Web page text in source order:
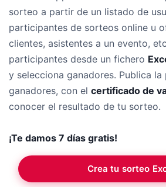
sorteo a partir de un listado de
participantes de sorteos online u
clientes, asistentes a un evento,
participantes desde un fichero
y selecciona ganadores. Publica la
ganadores, con el certificado de
conocer el resultado de tu sorteo.
¡Te damos 7 días gratis!
Crea tu sorteo